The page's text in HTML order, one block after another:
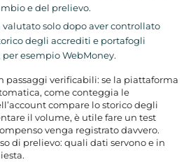
e del prelievo.
solo dopo aver controllato
degli accrediti e portafogli
esempio WebMoney.
passaggi verificabili: se la piattaforma
come conteggia le
compare lo storico degli
il volume, è utile fare un test
venga registrato davvero.
di prelievo: quali dati servono e in